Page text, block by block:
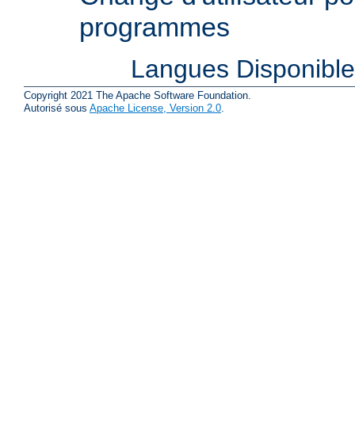
programmes
Langues
Copyright 2021 The Apache Software Foundation.
Autorisé sous Apache License, Version 2.0.